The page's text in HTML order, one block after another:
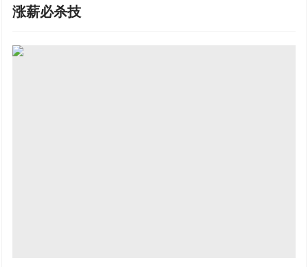
涨薪必杀技